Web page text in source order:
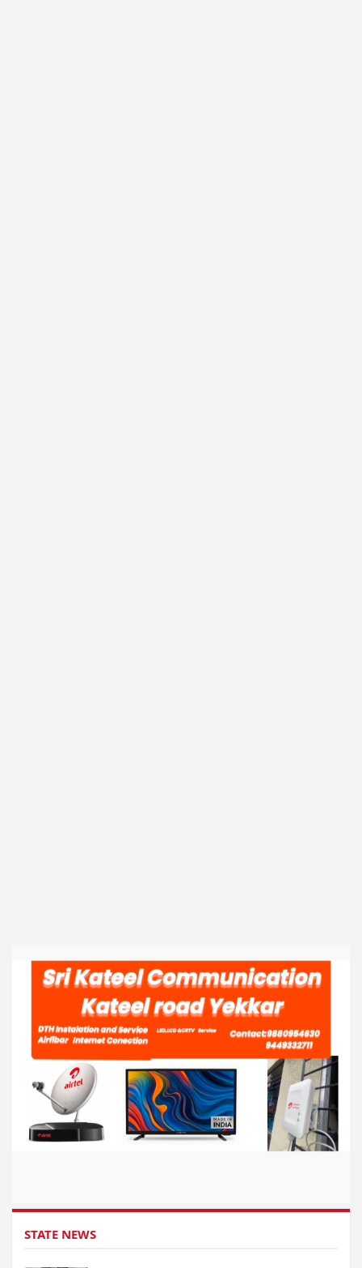
STATE NEWS